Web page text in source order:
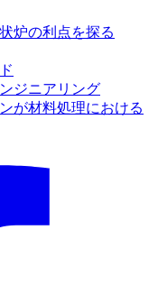
炉の利点を探る
ジニアリング
が材料処理における